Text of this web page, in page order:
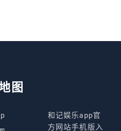
图
和记娱乐app官
方网站手机版入